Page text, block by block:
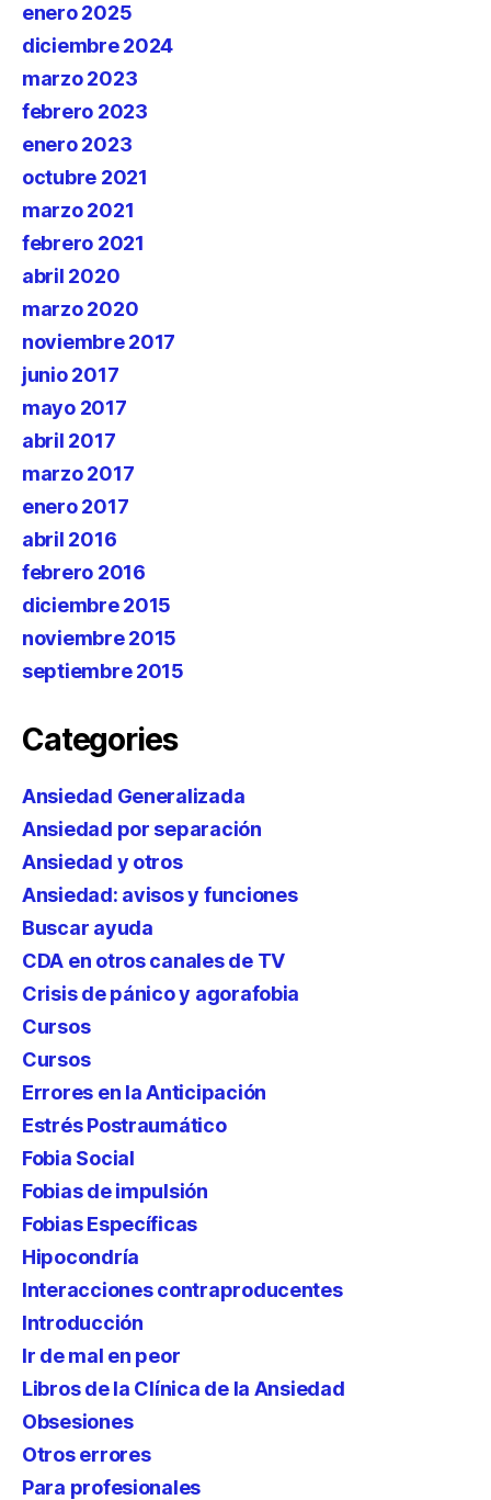
enero 2025
diciembre 2024
marzo 2023
febrero 2023
enero 2023
octubre 2021
marzo 2021
febrero 2021
abril 2020
marzo 2020
noviembre 2017
junio 2017
mayo 2017
abril 2017
marzo 2017
enero 2017
abril 2016
febrero 2016
diciembre 2015
noviembre 2015
septiembre 2015
Categories
Ansiedad Generalizada
Ansiedad por separación
Ansiedad y otros
Ansiedad: avisos y funciones
Buscar ayuda
CDA en otros canales de TV
Crisis de pánico y agorafobia
Cursos
Cursos
Errores en la Anticipación
Estrés Postraumático
Fobia Social
Fobias de impulsión
Fobias Específicas
Hipocondría
Interacciones contraproducentes
Introducción
Ir de mal en peor
Libros de la Clínica de la Ansiedad
Obsesiones
Otros errores
Para profesionales